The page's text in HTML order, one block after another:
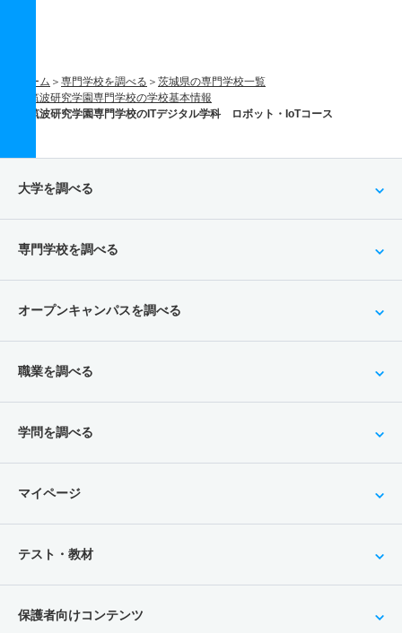
ホーム 専門学校を調べる
茨城県の専門学校一覧
筑波研究学園専門学校の学校基本情報
筑波研究学園専門学校のITデジタル学科 ロボット・IoTコース
大学を調べる
専門学校を調べる
オープンキャンパスを調べる
職業を調べる
学問を調べる
マイページ
テスト・教材
保護者向けコンテンツ